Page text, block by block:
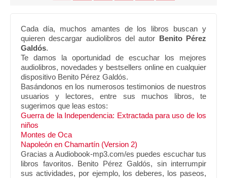
Cada día, muchos amantes de los libros buscan y
quieren descargar audiolibros del autor Benito Pérez
Galdós.
Te damos la oportunidad de escuchar los mejores
audiolibros, novedades y bestsellers online en cualquier
dispositivo Benito Pérez Galdós.
Basándonos en los numerosos testimonios de nuestros
usuarios y lectores, entre sus muchos libros, te
sugerimos que leas estos:
Guerra de la Independencia: Extractada para uso de los
niños
Montes de Oca
Napoleón en Chamartín (Version 2)
Gracias a Audiobook-mp3.com/es puedes escuchar tus
libros favoritos. Benito Pérez Galdós, sin interrumpir
sus actividades, por ejemplo, los deberes, los paseos,